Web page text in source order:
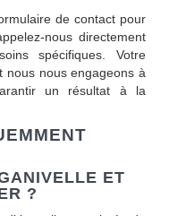
de contact pour
nous directement
spécifiques. Votre
nous nous engageons à
un résultat à la
ET
?